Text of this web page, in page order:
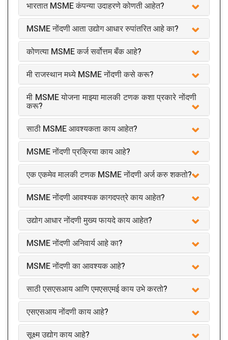
भारतात MSME कंपन्या उदाहरणे कोणती आहेत?
MSME नोंदणी आता उद्योग आधार रुपांतरित आहे का?
कोणत्या MSME कर्ज सर्वोत्तम बँक आहे?
मी राजस्थान मध्ये MSME नोंदणी कसे करू?
मी MSME योजना माझ्या मालकी टणक कशा प्रकारे नोंदणी
करू?
साठी MSME आवश्यकता काय आहेत?
MSME नोंदणी प्रक्रिया काय आहे?
एक एकमेव मालकी टणक MSME नोंदणी अर्ज करु शकतो?
MSME नोंदणी आवश्यक कागदपत्रे काय आहेत?
उद्योग आधार नोंदणी मुख्य फायदे काय आहेत?
MSME नोंदणी अनिवार्य आहे का?
MSME नोंदणी का आवश्यक आहे?
साठी एसएसआय आणि एमएसएमई काय उभे करतो?
एसएसआय नोंदणी काय आहे?
सूक्ष्म उद्योग काय आहे?